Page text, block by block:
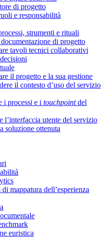
di progetto
e responsabilità
strumenti e rituali
di progetto
tavoli tecnici collaborativi
il progetto e la sua gestione
il contesto d’uso del servizio
i processi e i touchpointdel
l’interfaccia utente del servizio
soluzione ottenuta
mappatura dell’esperienza
euristica